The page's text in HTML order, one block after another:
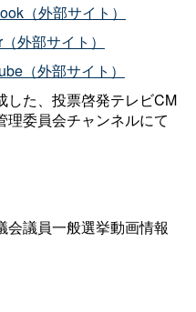
（外部サイト）
外部サイト）
（外部サイト）
た、投票啓発テレビCM
理委員会チャンネルにて
議員一般選挙動画情報